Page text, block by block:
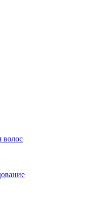
волос